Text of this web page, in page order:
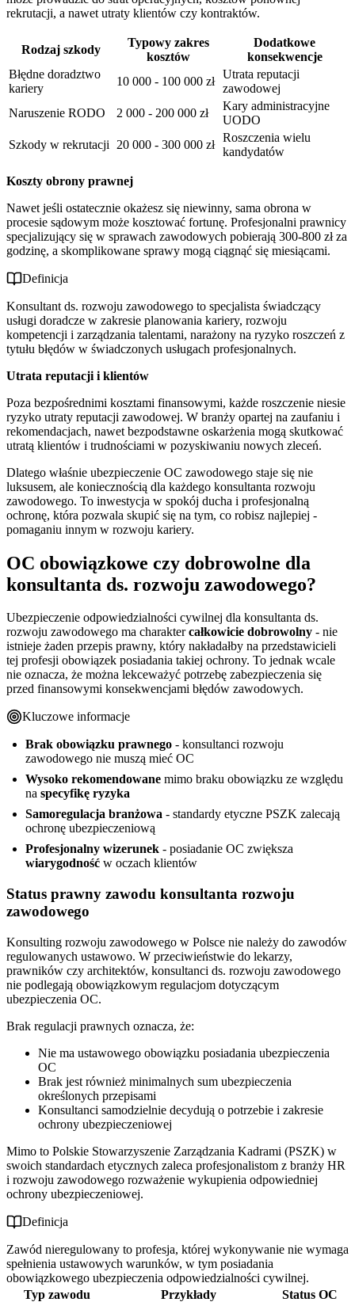
rekrutacji, a nawet utraty klientów czy kontraktów.
Rodzaj szkody
Typowy zakres
kosztów
Dodatkowe
konsekwencje
Błędne doradztwo
kariery
10 000 - 100 000 zł
Utrata reputacji
zawodowej
Naruszenie RODO
2 000 - 200 000 zł
Kary administracyjne
UODO
Szkody w rekrutacji
20 000 - 300 000 zł
Roszczenia wielu
kandydatów
Koszty obrony prawnej
Nawet jeśli ostatecznie okażesz się niewinny, sama obrona w
procesie sądowym może kosztować fortunę. Profesjonalni prawnicy
specjalizujący się w sprawach zawodowych pobierają 300-800 zł za
godzinę, a skomplikowane sprawy mogą ciągnąć się miesiącami.
Definicja
Konsultant ds. rozwoju zawodowego to specjalista świadczący
usługi doradcze w zakresie planowania kariery, rozwoju
kompetencji i zarządzania talentami, narażony na ryzyko roszczeń z
tytułu błędów w świadczonych usługach profesjonalnych.
Utrata reputacji i klientów
Poza bezpośrednimi kosztami finansowymi, każde roszczenie niesie
ryzyko utraty reputacji zawodowej. W branży opartej na zaufaniu i
rekomendacjach, nawet bezpodstawne oskarżenia mogą skutkować
utratą klientów i trudnościami w pozyskiwaniu nowych zleceń.
Dlatego właśnie ubezpieczenie OC zawodowego staje się nie
luksusem, ale koniecznością dla każdego konsultanta rozwoju
zawodowego. To inwestycja w spokój ducha i profesjonalną
ochronę, która pozwala skupić się na tym, co robisz najlepiej -
pomaganiu innym w rozwoju kariery.
OC obowiązkowe czy dobrowolne dla
konsultanta ds. rozwoju zawodowego?
Ubezpieczenie odpowiedzialności cywilnej dla konsultanta ds.
rozwoju zawodowego ma charaktercałkowicie dobrowolny - nie
istnieje żaden przepis prawny, który nakładałby na przedstawicieli
tej profesji obowiązek posiadania takiej ochrony. To jednak wcale
nie oznacza, że można lekceważyć potrzebę zabezpieczenia się
przed finansowymi konsekwencjami błędów zawodowych.
Kluczowe informacje
Brak obowiązku prawnego - konsultanci rozwoju
zawodowego nie muszą mieć OC
Wysoko rekomendowane mimo braku obowiązku ze względu
na specyfikę ryzyka
Samoregulacja branżowa - standardy etyczne PSZK zalecają
ochronę ubezpieczeniową
Profesjonalny wizerunek - posiadanie OC zwiększa
wiarygodność w oczach klientów
Status prawny zawodu konsultanta rozwoju
zawodowego
Konsulting rozwoju zawodowego w Polsce nie należy do zawodów
regulowanych ustawowo. W przeciwieństwie do lekarzy,
prawników czy architektów, konsultanci ds. rozwoju zawodowego
nie podlegają obowiązkowym regulacjom dotyczącym
ubezpieczenia OC.
Brak regulacji prawnych oznacza, że:
Nie ma ustawowego obowiązku posiadania ubezpieczenia
OC
Brak jest również minimalnych sum ubezpieczenia
określonych przepisami
Konsultanci samodzielnie decydują o potrzebie i zakresie
ochrony ubezpieczeniowej
Mimo to Polskie Stowarzyszenie Zarządzania Kadrami (PSZK) w
swoich standardach etycznych zaleca profesjonalistom z branży HR
i rozwoju zawodowego rozważenie wykupienia odpowiedniej
ochrony ubezpieczeniowej.
Definicja
Zawód nieregulowany to profesja, której wykonywanie nie wymaga
spełnienia ustawowych warunków, w tym posiadania
obowiązkowego ubezpieczenia odpowiedzialności cywilnej.
Typ zawodu
Przykłady
Status OC